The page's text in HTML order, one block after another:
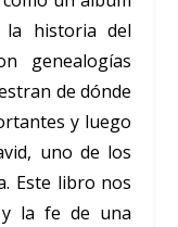
historia del
genealogías
de dónde
y luego
uno de los
Este libro nos
y la fe de una